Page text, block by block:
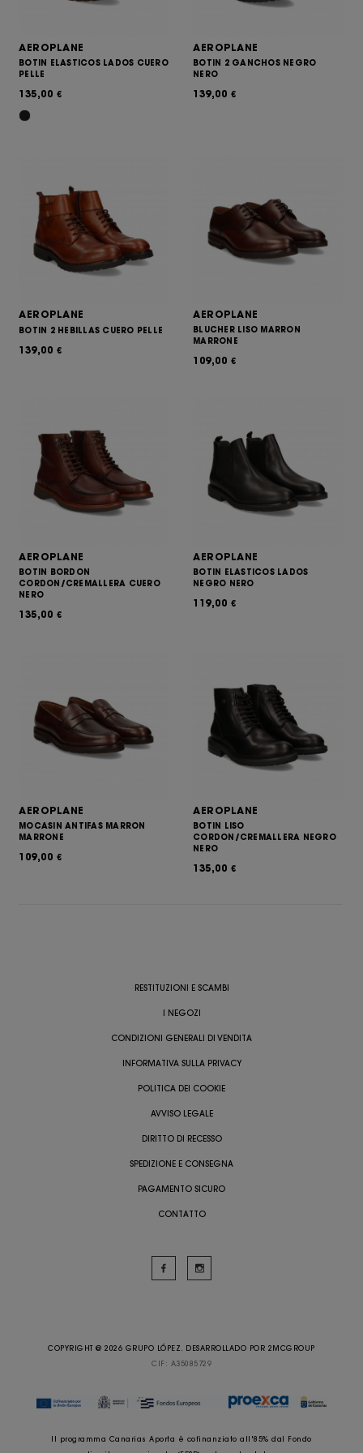
AEROPLANE
BOTIN ELASTICOS LADOS CUERO
PELLE
135,00 €
AEROPLANE
BOTIN 2 GANCHOS NEGRO
NERO
139,00 €
AEROPLANE
BOTIN 2 HEBILLAS CUERO PELLE
139,00 €
AEROPLANE
BLUCHER LISO MARRON
MARRONE
109,00 €
AEROPLANE
BOTIN BORDON
CORDON/CREMALLERA CUERO
NERO
135,00 €
AEROPLANE
BOTIN ELASTICOS LADOS
NEGRO NERO
119,00 €
AEROPLANE
MOCASIN ANTIFAS MARRON
MARRONE
109,00 €
AEROPLANE
BOTIN LISO
CORDON/CREMALLERA NEGRO
NERO
135,00 €
RESTITUZIONI E SCAMBI
I NEGOZI
CONDIZIONI GENERALI DI VENDITA
INFORMATIVA SULLA PRIVACY
POLITICA DEI COOKIE
AVVISO LEGALE
DIRITTO DI RECESSO
SPEDIZIONE E CONSEGNA
PAGAMENTO SICURO
CONTATTO
COPYRIGHT @ 2026 GRUPO LÓPEZ. DESARROLLADO POR 2MCGROUP
CIF: A35085729
Il programma Canarias Aporta è cofinanziato all'85% dal Fondo